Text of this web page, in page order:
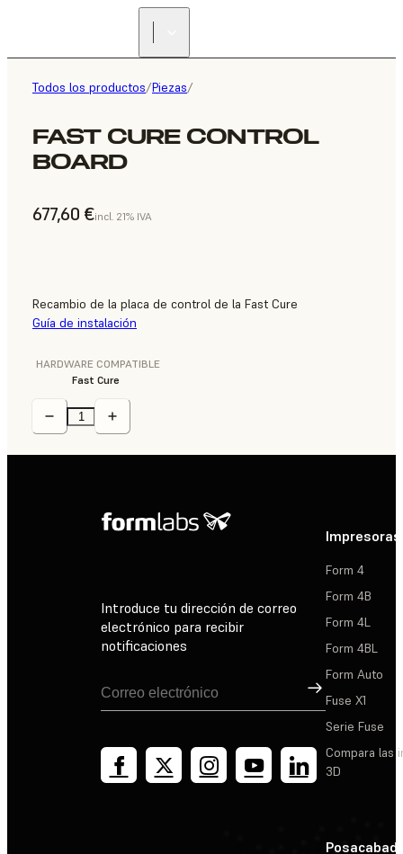
Todos los productos/Piezas/
FAST CURE CONTROL
BOARD
677,60 €incl. 21% IVA
Recambio de la placa de control de la Fast Cure
Guía de instalación
HARDWARE COMPATIBLE
Fast Cure
Introduce tu dirección de correo
electrónico para recibir
notificaciones
Suscribirse
Impresoras
Form 4
Form 4B
Form 4L
Form 4BL
Form Auto
Fuse X1
Serie Fuse
Compara las
3D